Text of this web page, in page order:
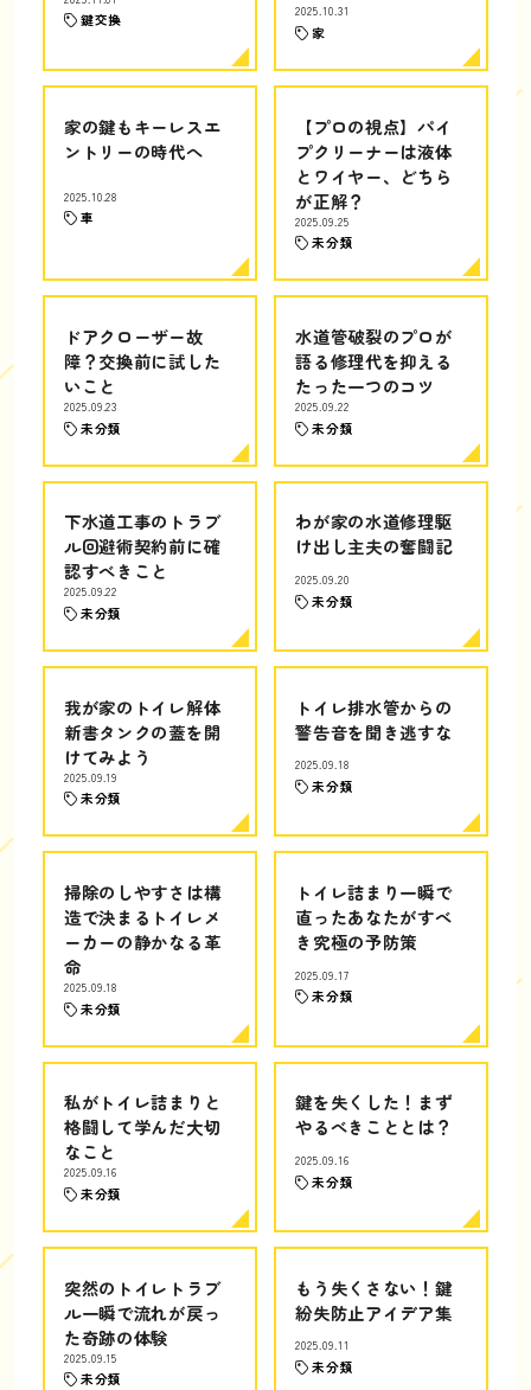
鍵交換
2025.10.31
家
家の鍵もキーレスエ
ントリーの時代へ
2025.10.28
車
【プロの視点】パイ
プクリーナーは液体
とワイヤー、どちら
が正解？
2025.09.25
未分類
ドアクローザー故
障？交換前に試した
いこと
2025.09.23
未分類
水道管破裂のプロが
語る修理代を抑える
たった一つのコツ
2025.09.22
未分類
下水道工事のトラブ
ル回避術契約前に確
認すべきこと
2025.09.22
未分類
わが家の水道修理駆
け出し主夫の奮闘記
2025.09.20
未分類
我が家のトイレ解体
新書タンクの蓋を開
けてみよう
2025.09.19
未分類
トイレ排水管からの
警告音を聞き逃すな
2025.09.18
未分類
掃除のしやすさは構
造で決まるトイレメ
ーカーの静かなる革
命
2025.09.18
未分類
トイレ詰まり一瞬で
直ったあなたがすべ
き究極の予防策
2025.09.17
未分類
私がトイレ詰まりと
格闘して学んだ大切
なこと
2025.09.16
未分類
鍵を失くした！まず
やるべきこととは？
2025.09.16
未分類
突然のトイレトラブ
ル一瞬で流れが戻っ
た奇跡の体験
2025.09.15
未分類
もう失くさない！鍵
紛失防止アイデア集
2025.09.11
未分類